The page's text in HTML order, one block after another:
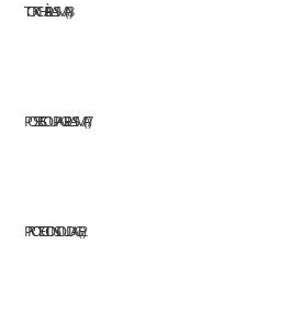
TORCHE À PLASMA8
POSTES COUPAGE PLASMA7
PROTECTION SOUDAGE2